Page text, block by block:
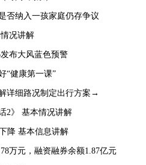
否纳入一孩家庭仍存争议
况讲解
布大风蓝色预警
“健康第一课”
详细路况制定出行方案→
2》 基本情况讲解
降 基本信息讲解
万元，融资融券余额1.87亿元